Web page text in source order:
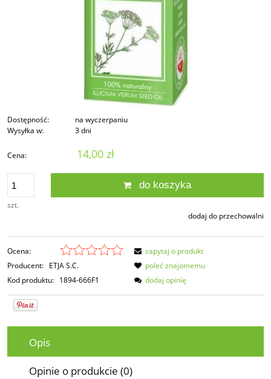
Dostępność:
na wyczerpaniu
Wysyłka w:
3 dni
Cena: 14,00 zł
szt.
do koszyka
dodaj do przechowalni
Ocena:
Producent: ETJA S.C.
Kod produktu: 1894-666F1
zapytaj o produkt
poleć znajomemu
dodaj opinię
Opis
Opinie o produkcie (0)